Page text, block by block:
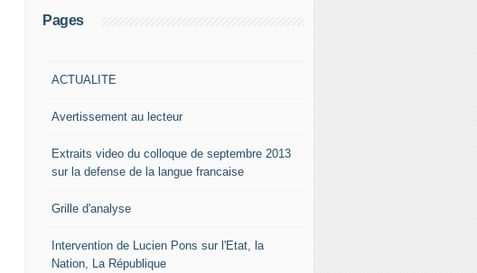
Pages
ACTUALITE
Avertissement au lecteur
Extraits video du colloque de septembre 2013
sur la defense de la langue francaise
Grille d'analyse
Intervention de Lucien Pons sur l'Etat, la
Nation, La République